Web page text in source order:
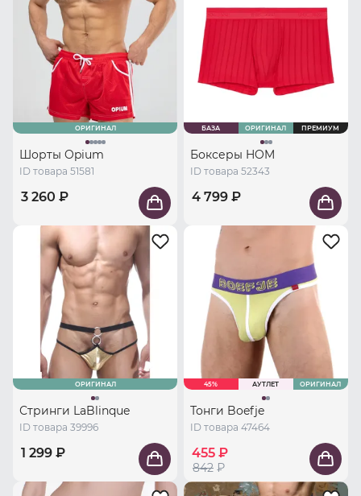
ОРИГИНАЛ
Шорты Opium
ID товара 51581
3 260 ₽
БАЗА ОРИГИНАЛ ПРЕМИУМ
Боксеры HOM
ID товара 52343
4 799 ₽
ОРИГИНАЛ
Стринги LaBlinque
ID товара 39996
1 299 ₽
45% АУТЛЕТ ОРИГИНАЛ
Тонги Boefje
ID товара 47464
455 ₽
842 ₽